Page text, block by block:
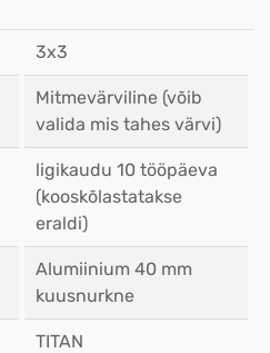
3x3
Mitmevärviline (võib
valida mis tahes värvi)
ligikaudu 10 tööpäeva
(kooskõlastatakse
eraldi)
Alumiinium 40 mm
kuusnurkne
TITAN